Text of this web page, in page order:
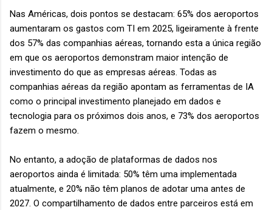
Nas Américas, dois pontos se destacam: 65% dos aeroportos
aumentaram os gastos com TI em 2025, ligeiramente à frente
dos 57% das companhias aéreas, tornando esta a única região
em que os aeroportos demonstram maior intenção de
investimento do que as empresas aéreas. Todas as
companhias aéreas da região apontam as ferramentas de IA
como o principal investimento planejado em dados e
tecnologia para os próximos dois anos, e 73% dos aeroportos
fazem o mesmo.
No entanto, a adoção de plataformas de dados nos
aeroportos ainda é limitada: 50% têm uma implementada
atualmente, e 20% não têm planos de adotar uma antes de
2027. O compartilhamento de dados entre parceiros está em